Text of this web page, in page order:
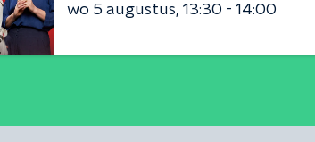
wo 5 augustus 13:30 - 14:00